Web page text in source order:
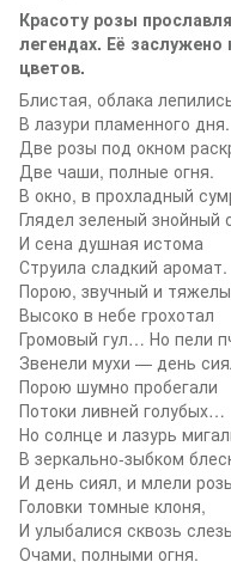
Красоту розы
легендах. Её
цветов.
Блистая, облака
В лазури пламенного дня.
Две розы под окном
Две чаши, полные огня.
В окно, в прохладный
Глядел зеленый знойный
И сена душная истома
Струила сладкий аромат.
Порою, звучный и
Высоко в небе грохотал
Громовый гул… Но пели
Звенели мухи — день
Порою шумно пробегали
Потоки ливней голубых…
Но солнце и лазурь
В зеркально-зыбком
И день сиял, и млели
Головки томные клоня,
И улыбалися сквозь
Очами, полными огня.